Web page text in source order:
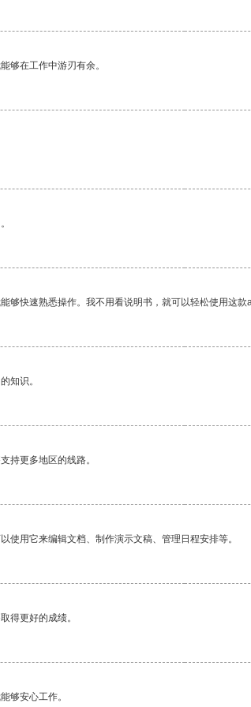
够在工作中游刃有余。
快速熟悉操作。我不用看说明书，就可以轻松使用这款
知识。
持更多地区的线路。
用它来编辑文档、制作演示文稿、管理日程安排等。
得更好的成绩。
够安心工作。